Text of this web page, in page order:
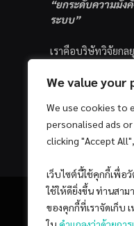
We value your
We use cookies to
personalised ads
clicking "Accept
เว็บไซต์นี้ใช้คุกกี้เพื่อ
ใช้ให้ดียิ่งขึ้น ท่านสาม
ของคุกกี้ที่เราจัดเก็บ
“ยกระดับความมั่ง
ระบบ”
เราคือบริษัทวิจัยกล
ส่วนบุคคล ซึ่งมีเป้า
ด้วยแนวคิดและกร
Quantitative &